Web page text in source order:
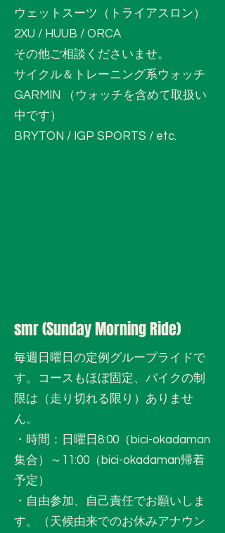
ウェットスーツ（トライアスロン）
2XU / HUUB / ORCA
​その他ご相談くださいませ。
サイクル＆トレーニング系ウォッチ
GARMIN （ウォッチを含めて取扱い
中です）
BRYTON / IGP SPORTS / etc.
smr (Sunday Morning Ride)
毎週日曜日の定例グループライドで
す。コースもほぼ固定、バイクの制
限は（走り切れる限り）ありませ
ん。
・時間：日曜日8:00（bici-okadaman
集合）～11:00（bici-okadaman帰着
予定）
・自由参加、自己責任でお願いしま
す。（天候由来でのお休みアナウン